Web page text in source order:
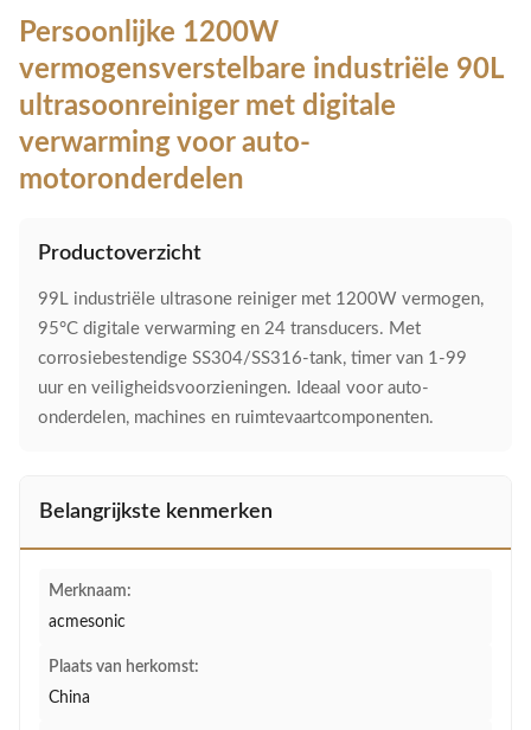
Persoonlijke 1200W
vermogensverstelbare industriële 90L
ultrasoonreiniger met digitale
verwarming voor auto-
motoronderdelen
Productoverzicht
99L industriële ultrasone reiniger met 1200W vermogen,
95°C digitale verwarming en 24 transducers. Met
corrosiebestendige SS304/SS316-tank, timer van 1-99
uur en veiligheidsvoorzieningen. Ideaal voor auto-
onderdelen, machines en ruimtevaartcomponenten.
Belangrijkste kenmerken
Merknaam:
acmesonic
Plaats van herkomst:
China